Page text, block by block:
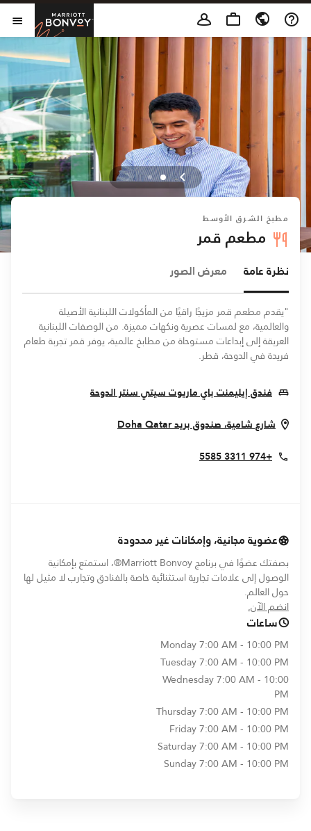
Skip to Content
مطبخ الشرق الأوسط
مطعم قمر
نظرة عامة معرض الصور
"يقدم مطعم قمر مزيجًا راقيًا من المأكولات اللبنانية الأصيلة
والعالمية، مع لمسات عصرية ونكهات مميزة. من الوصفات اللبنانية
العريقة إلى إبداعات مستوحاة من مطابخ عالمية، يوفر قمر تجربة طعام
فريدة في الدوحة، قطر.
فندق إيليمنت باي ماريوت سيتي سنتر الدوحةIn New Window
شارع شامية، صندوق بريد DohaQatar
Opens In New Window
+974 3311 5585
عضوية مجانية، وإمكانات غير محدودة
بصفتك عضوًا في برنامج Marriott Bonvoy®، استمتع بإمكانية
الوصول إلى علامات تجارية استثنائية خاصة بالفنادق وتجارب لا مثيل لها
حول العالم.
انضم الآن.
ساعات
Monday7:00 AM - 10:00 PM
Tuesday7:00 AM - 10:00 PM
Wednesday7:00 AM - 10:00
PM
Thursday7:00 AM - 10:00 PM
Friday7:00 AM - 10:00 PM
Saturday7:00 AM - 10:00 PM
Sunday7:00 AM - 10:00 PM